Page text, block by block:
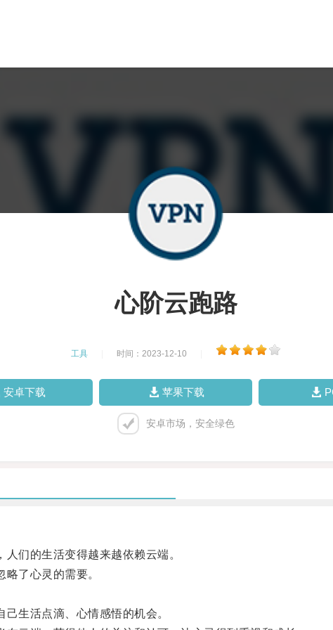
心阶云跑路
工具 时间：2023-12-10
安卓下载 苹果下载
安卓市场，安全绿色
们的生活变得越来越依赖云端。
了心灵的需要。
生活点滴、心情感悟的机会。